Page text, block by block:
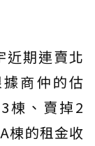
近期連賣北
商仲的估
棟、賣掉2
棟的租金收